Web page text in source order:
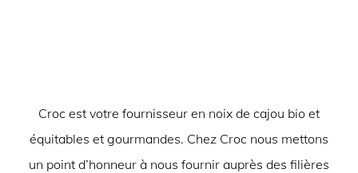
Croc est votre fournisseur en noix de cajou bio et
équitables et gourmandes. Chez Croc nous mettons
un point d’honneur à nous fournir auprès des filières